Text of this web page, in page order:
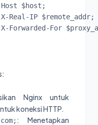
$host;
Real-IP $remote_addr;
Forwarded-For
Nginx untuk
koneksi HTTP.
: Menetapkan